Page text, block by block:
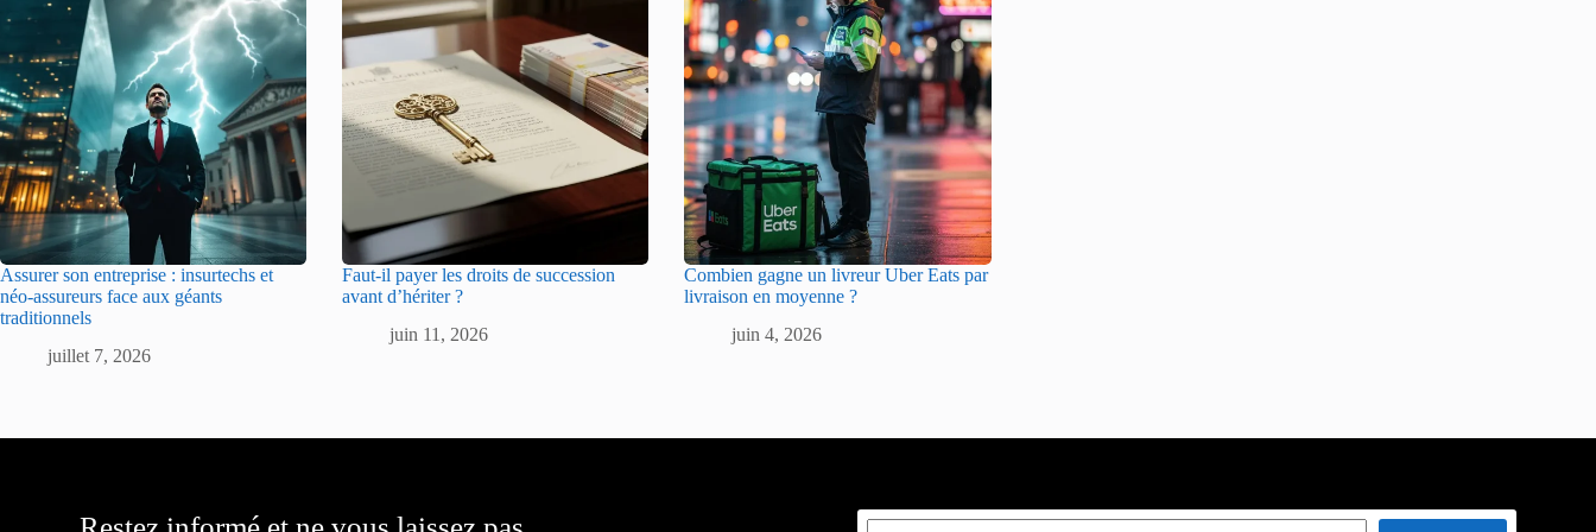
Assurer son entreprise : insurtechs et
néo-assureurs face aux géants
traditionnels
juillet 7, 2026
Faut-il payer les droits de succession
avant d’hériter ?
juin 11, 2026
Combien gagne un livreur Uber Eats par
livraison en moyenne ?
juin 4, 2026